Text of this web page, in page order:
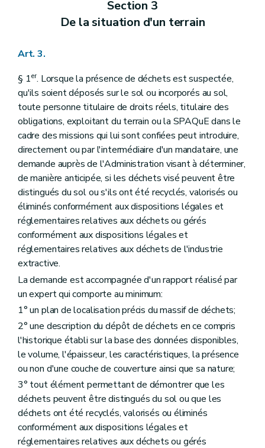
Section 3
De la situation d'un terrain
Art. 3.
§ 1er. Lorsque la présence de déchets est suspectée,
qu'ils soient déposés sur le sol ou incorporés au sol,
toute personne titulaire de droits réels, titulaire des
obligations, exploitant du terrain ou la SPAQuE dans le
cadre des missions qui lui sont confiées peut introduire,
directement ou par l'intermédiaire d'un mandataire, une
demande auprès de l'Administration visant à déterminer,
de manière anticipée, si les déchets visé peuvent être
distingués du sol ou s'ils ont été recyclés, valorisés ou
éliminés conformément aux dispositions légales et
réglementaires relatives aux déchets ou gérés
conformément aux dispositions légales et
réglementaires relatives aux déchets de l'industrie
extractive.
La demande est accompagnée d'un rapport réalisé par
un expert qui comporte au minimum:
1° un plan de localisation précis du massif de déchets;
2° une description du dépôt de déchets en ce compris
l'historique établi sur la base des données disponibles,
le volume, l'épaisseur, les caractéristiques, la présence
ou non d'une couche de couverture ainsi que sa nature;
3° tout élément permettant de démontrer que les
déchets peuvent être distingués du sol ou que les
déchets ont été recyclés, valorisés ou éliminés
conformément aux dispositions légales et
réglementaires relatives aux déchets ou gérés